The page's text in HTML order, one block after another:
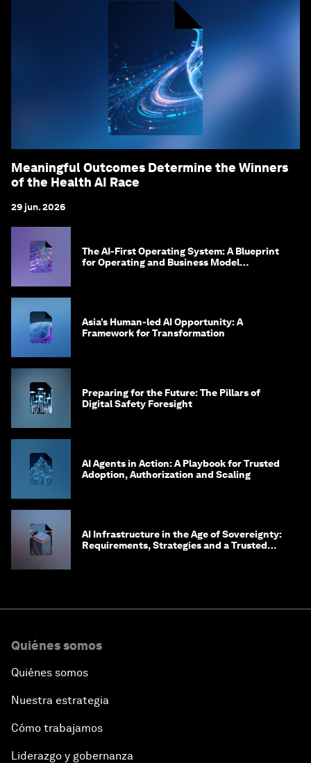
Meaningful Outcomes Determine the Winners
of the Health AI Race
29 jun. 2026
The AI-First Operating System: A Blueprint
for Operating and Business Model
Asia’s Human-led AI Opportunity: A
Framework for Transformation
Preparing for the Future: The Pillars of
Digital Safety Foresight
AI Agents in Action: A Playbook for Trusted
Adoption, Authorization and Scaling
AI Infrastructure in the Age of Sovereignty:
Requirements, Strategies and a Trusted
Quiénes somos
Quiénes somos
Nuestra estrategia
Cómo trabajamos
Liderazgo y gobernanza